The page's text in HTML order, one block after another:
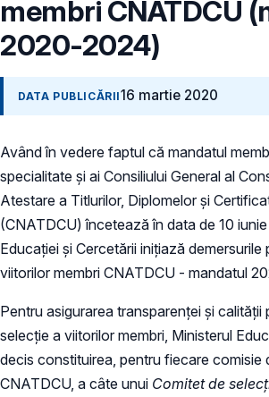
membri CNATDCU
2020-2024)
DATA PUBLICĂRII16 martie 2020
Având în vedere faptul că mandatul
specialitate și ai Consiliului General al
Atestare a Titlurilor, Diplomelor şi
(CNATDCU) încetează în data de 10
Educației şi Cercetării inițiază demersurile
viitorilor membri CNATDCU - mandatul
Pentru asigurarea transparenţei şi calităţii
selecţie a viitorilor membri, Ministerul
decis constituirea, pentru fiecare comisie
CNATDCU, a câte unui Comitet de